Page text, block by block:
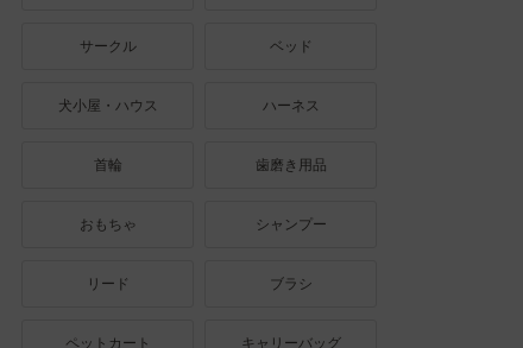
サークル ベッド
犬小屋・ハウス ハーネス
首輪 歯磨き用品
おもちゃ シャンプー
リード ブラシ
ペットカート キャリーバッグ